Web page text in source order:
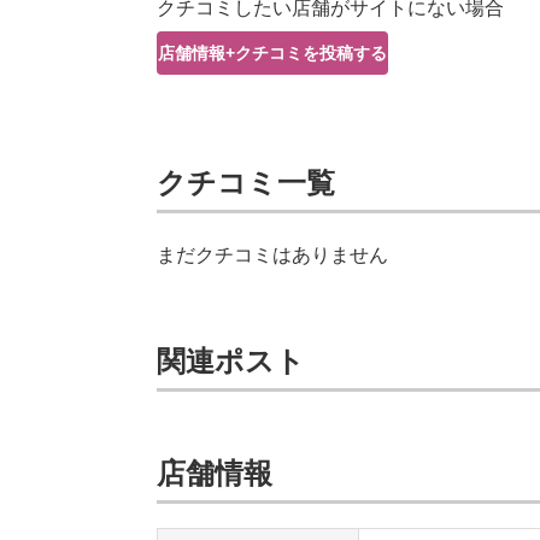
クチコミしたい店舗がサイトにない場合
店舗情報+クチコミを投稿する
クチコミ一覧
まだクチコミはありません
関連ポスト
店舗情報